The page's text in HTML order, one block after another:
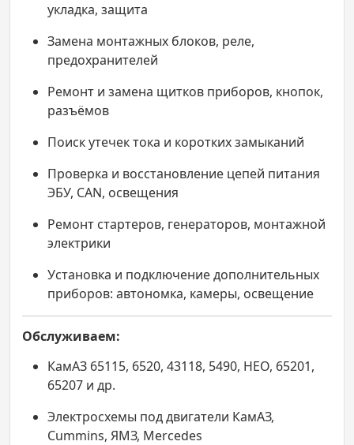
укладка, защита
Замена монтажных блоков, реле,
предохранителей
Ремонт и замена щитков приборов, кнопок,
разъёмов
Поиск утечек тока и коротких замыканий
Проверка и восстановление цепей питания
ЭБУ, CAN, освещения
Ремонт стартеров, генераторов, монтажной
электрики
Установка и подключение дополнительных
приборов: автономка, камеры, освещение
Обслуживаем:
КамАЗ 65115, 6520, 43118, 5490, НЕО, 65201,
65207 и др.
Электросхемы под двигатели КамАЗ,
Cummins, ЯМЗ, Mercedes